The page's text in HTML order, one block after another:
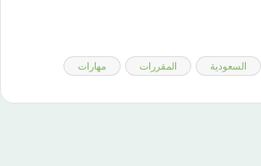
السعودية المقررات مهارات